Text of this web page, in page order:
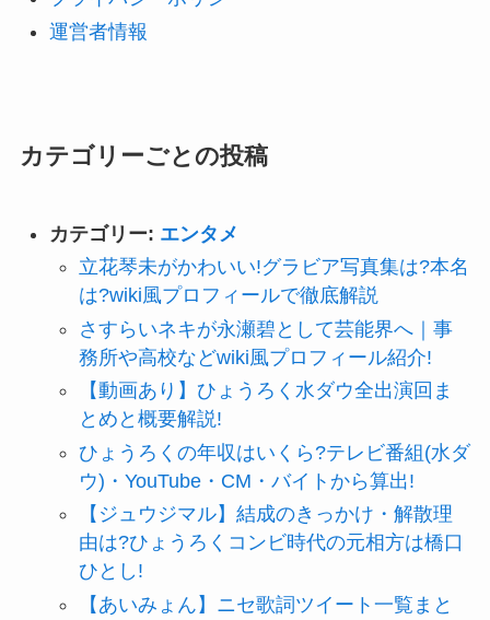
運営者情報
カテゴリーごとの投稿
カテゴリー: エンタメ
立花琴未がかわいい!グラビア写真集は?本名
は?wiki風プロフィールで徹底解説
さすらいネキが永瀬碧として芸能界へ｜事
務所や高校などwiki風プロフィール紹介!
【動画あり】ひょうろく水ダウ全出演回ま
とめと概要解説!
ひょうろくの年収はいくら?テレビ番組(水ダ
ウ)・YouTube・CM・バイトから算出!
【ジュウジマル】結成のきっかけ・解散理
由は?ひょうろくコンビ時代の元相方は橋口
ひとし!
【あいみょん】ニセ歌詞ツイート一覧まと